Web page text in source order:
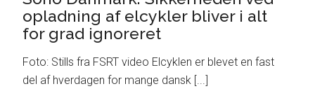
opladning af elcykler bliver i alt
for grad ignoreret
Foto: Stills fra FSRT video Elcyklen er blevet en fast
del af hverdagen for mange dansk [...]